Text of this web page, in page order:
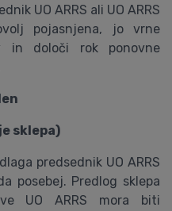
UO ARRS ali UO ARRS
pojasnjena, jo vrne
in določi rok ponovne
sklepa)
predsednik UO ARRS
posebej. Predlog sklepa
UO ARRS mora biti